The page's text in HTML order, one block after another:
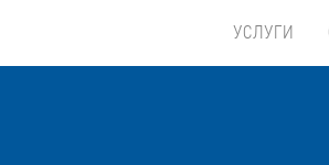
УСЛУГИ